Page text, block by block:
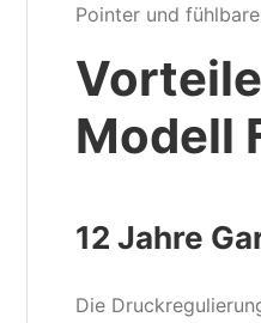
Pointer und
Modell
12 Jahre
Die